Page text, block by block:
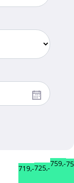
719,-725,-759,-